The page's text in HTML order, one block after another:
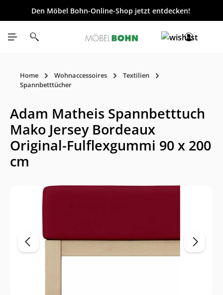
springen
Den Möbel Bohn-Online-Shop jetzt entdecken!
Home Wohnaccessoires
Textilien
Spannbetttücher
Adam Matheis Spannbetttuch
Mako Jersey Bordeaux
Original-Fulflexgummi 90 x 200
cm